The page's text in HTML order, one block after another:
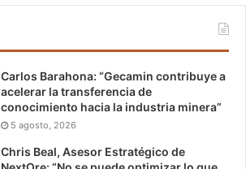
Carlos Barahona: “Gecamin contribuye a
acelerar la transferencia de
conocimiento hacia la industria minera”
5 agosto, 2026
Chris Beal, Asesor Estratégico de